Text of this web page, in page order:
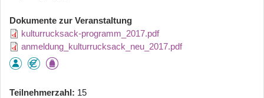
Dokumente zur Veranstaltung
kulturrucksack-programm_2017.pdf
anmeldung_kulturrucksack_neu_2017.pdf
Teilnehmerzahl
15